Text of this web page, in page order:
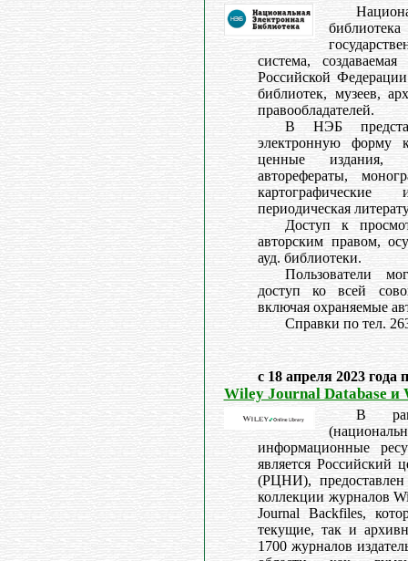
система,
Российской
библиотек, музеев,
правообладателей.
В НЭБ
электронную форму
ценные издания,
авторефераты,
периодическая
Доступ к
авторским правом,
ауд. библиотеки.
Пользователи
доступ ко всей
включая охраняемые
Справки по тел.
с 18 апреля 2023 года
Wiley Journal Database и
В
информационные
является Российский
(РЦНИ), предоставлен
коллекции журналов
Journal Backfiles,
текущие, так и
1700 журналов